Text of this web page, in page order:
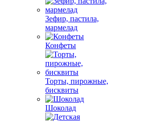
Зефир, пастила,
мармелад
Конфеты
Торты, пирожные,
бисквиты
Шоколад